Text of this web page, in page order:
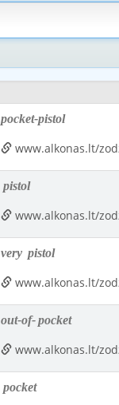
pocket-pistol
www.alkonas.lt/
pistol
www.alkonas.lt/
very pistol
www.alkonas.lt/
out-of-pocket
www.alkonas.lt/
pocket